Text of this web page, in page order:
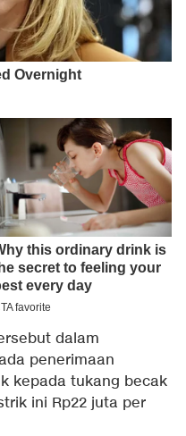
dalam
penerimaan
kepada tukang becak
ini Rp22 juta per